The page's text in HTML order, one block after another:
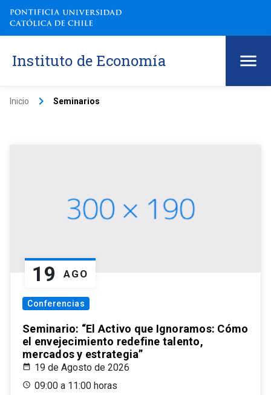
Instituto de Economía
Inicio keyboard_arrow_right Seminarios
19 AGO
Conferencias
Seminario: “El Activo que Ignoramos: Cómo
el envejecimiento redefine talento,
mercados y estrategia”
19 de Agosto de 2026
09:00 a 11:00 horas